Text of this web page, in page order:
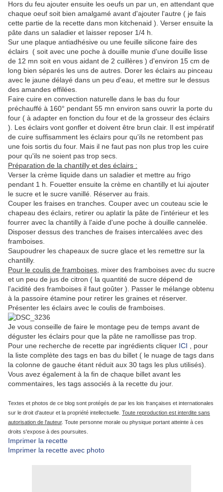
Hors du feu ajouter ensuite les oeufs un par un, en attendant que
chaque oeuf soit bien amalgamé avant d'ajouter l'autre ( je fais
cette partie de la recette dans mon kitchenaid ). Verser ensuite la
pâte dans un saladier et laisser reposer 1/4 h.
Sur une plaque antiadhésive ou une feuille silicone faire des
éclairs ( soit avec une poche à douille munie d'une douille lisse
de 12 mn soit en vous aidant de 2 cuillères ) d'environ 15 cm de
long bien séparés les uns de autres. Dorer les éclairs au pinceau
avec le jaune délayé dans un peu d'eau, et mettre sur le dessus
des amandes effilées.
Faire cuire en convection naturelle dans le bas du four
préchauffé à 160° pendant 55 mn environ sans ouvrir la porte du
four ( à adapter en fonction du four et de la grosseur des éclairs
). Les éclairs vont gonfler et doivent être brun clair. Il est impératif
de cuire suffisamment les éclairs pour qu'ils ne retombent pas
une fois sortis du four. Mais il ne faut pas non plus trop les cuire
pour qu'ils ne soient pas trop secs.
Préparation de la chantilly et des éclairs :
Verser la crème liquide dans un saladier et mettre au frigo
pendant 1 h. Fouetter ensuite la crème en chantilly et lui ajouter
le sucre et le sucre vanillé. Réserver au frais.
Couper les fraises en tranches. Couper avec un couteau scie le
chapeau des éclairs, retirer ou aplatir la pâte de l'intérieur et les
fourrer avec la chantilly à l'aide d'une poche à douille cannelée.
Disposer dessus des tranches de fraises intercalées avec des
framboises.
Saupoudrer les chapeaux de sucre glace et les remettre sur la
chantilly.
Pour le coulis de framboises , mixer des framboises avec du sucre
et un peu de jus de citron ( la quantité de sucre dépend de
l'acidité des framboises il faut goûter ). Passer le mélange obtenu
à la passoire étamine pour retirer les graines et réserver.
Présenter les éclairs avec le coulis de framboises.
Je vous conseille de faire le montage peu de temps avant de
déguster les éclairs pour que la pâte ne ramollisse pas trop.
Pour une recherche de recette par ingrédients cliquer ICI , pour
la liste complète des tags en bas du billet ( le nuage de tags dans
la colonne de gauche étant réduit aux 30 tags les plus utilisés).
Vous avez également à la fin de chaque billet avant les
commentaires, les tags associés à la recette du jour.
Textes et photos de ce blog sont protégés de par les lois françaises et internationales
sur le droit d'auteur et la propriété intellectuelle. Toute reproduction est interdite sans
autorisation de l'auteur. Toute personne morale ou physique portant atteinte à ces
droits s'expose à des poursuites.
Imprimer la recette
Imprimer la recette avec photo